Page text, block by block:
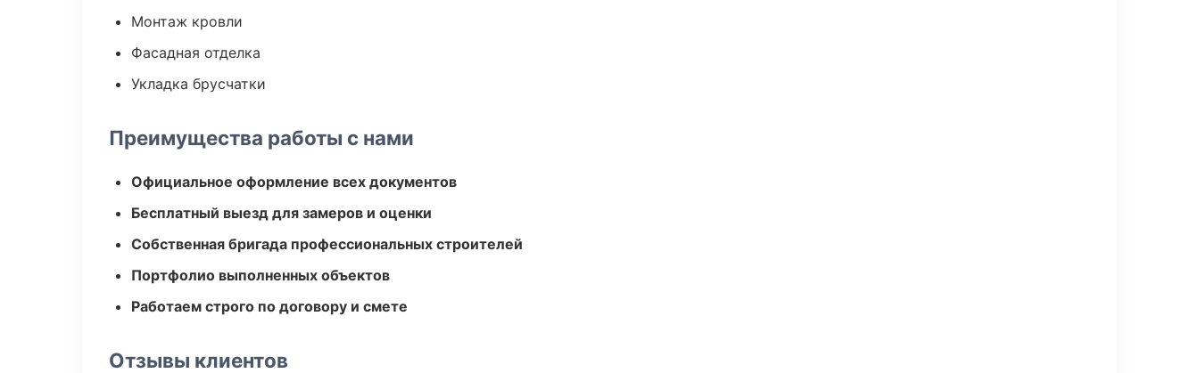
Монтаж кровли
Фасадная отделка
Укладка брусчатки
Преимущества работы с нами
Официальное оформление всех документов
Бесплатный выезд для замеров и оценки
Собственная бригада профессиональных строителей
Портфолио выполненных объектов
Работаем строго по договору и смете
Отзывы клиентов